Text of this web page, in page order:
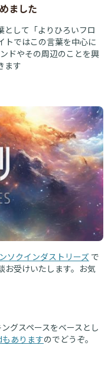
ました
として「よりひろいフロ
トではこの言葉を中心に
ドやその周辺のことを興
ます
ソクインダストリーズで
お受けいたします。お気
グスペースをベースとし
ありますのでどうぞ。